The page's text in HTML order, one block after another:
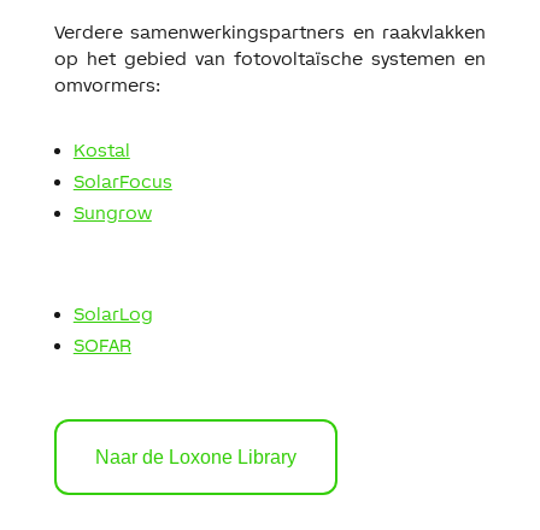
Verdere samenwerkingspartners en raakvlakken
op het gebied van fotovoltaïsche systemen en
omvormers:
Kostal
SolarFocus
Sungrow
SolarLog
SOFAR
Naar de Loxone Library